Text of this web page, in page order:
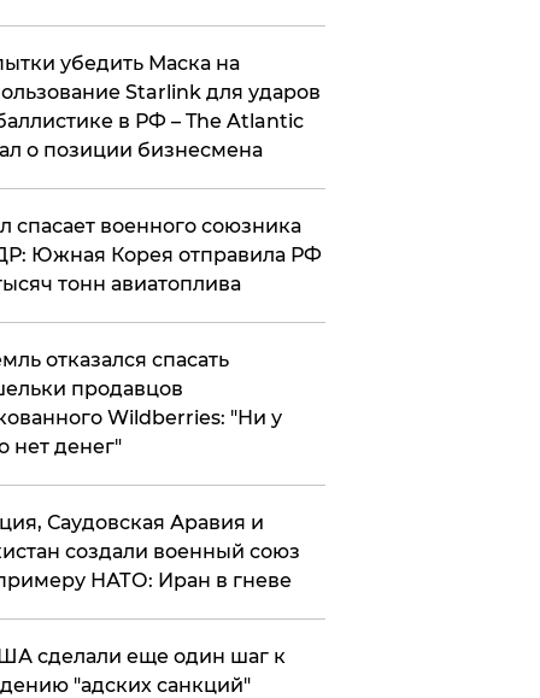
убедить Маска на
Starlink для ударов
в РФ – The Atlantic
о позиции бизнесмена
спасает военного союзника
Южная Корея отправила РФ
тонн авиатоплива
отказался спасать
продавцов
Wildberries: "Ни у
нет денег"
Саудовская Аравия и
создали военный союз
НАТО: Иран в гневе
сделали еще один шаг к
"адских санкций"